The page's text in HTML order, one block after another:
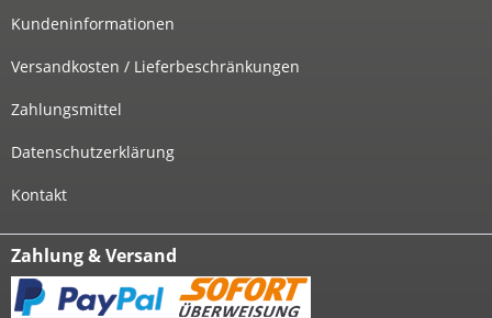
Kundeninformationen
Versandkosten / Lieferbeschränkungen
Zahlungsmittel
Datenschutzerklärung
Kontakt
Zahlung & Versand